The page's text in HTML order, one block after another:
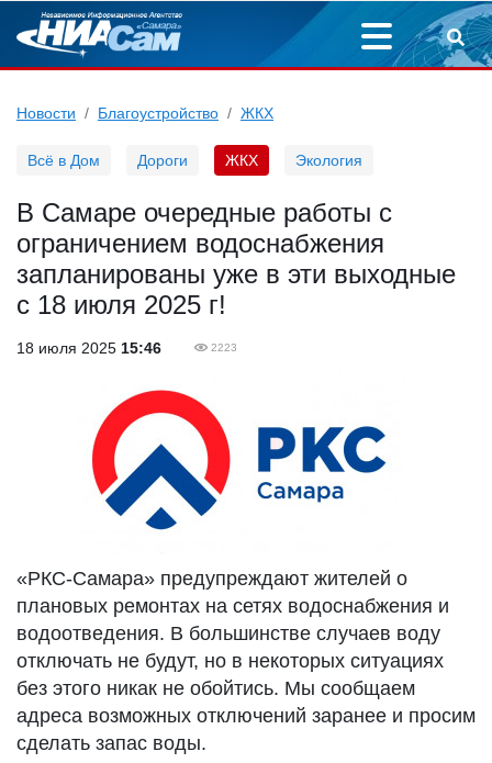
Новости Благоустройство ЖКХ
Всё в Дом Дороги ЖКХ Экология
В Самаре очередные работы с
ограничением водоснабжения
запланированы уже в эти выходные
с 18 июля 2025 г!
18 июля 2025 15:46 2223
«РКС-Самара» предупреждают жителей о
плановых ремонтах на сетях водоснабжения и
водоотведения. В большинстве случаев воду
отключать не будут, но в некоторых ситуациях
без этого никак не обойтись. Мы сообщаем
адреса возможных отключений заранее и просим
сделать запас воды.